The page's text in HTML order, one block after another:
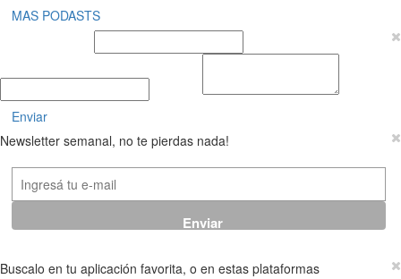
MAS PODASTS
Enviar
Newsletter semanal, no te pierdas nada!
Buscalo en tu aplicación favorita, o en estas plataformas